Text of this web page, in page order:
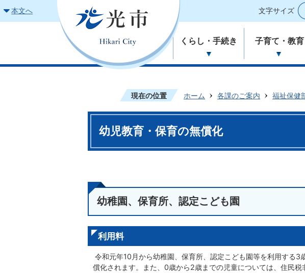
本文へ 文字サイズ
くらし・手続き 子育て・教育
現在の位置 ホーム 各課のご案内 福祉保健
幼児教育・保育の無償化
幼稚園、保育所、認定こども園
利用料
令和元年10月から幼稚園、保育所、認定こども園等を利用する
償化されます。また、0歳から2歳までの児童については、住民